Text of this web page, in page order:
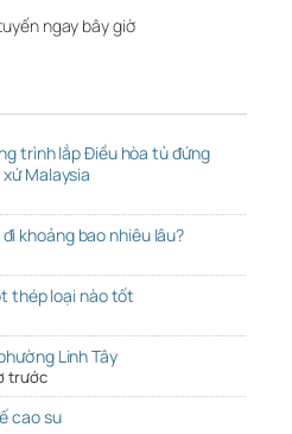
ngay bây giờ
trình lắp Điều hòa tủ đứng
xứ Malaysia
khoảng bao nhiêu lâu?
thép loại nào tốt
Linh Tây
trước
cao su